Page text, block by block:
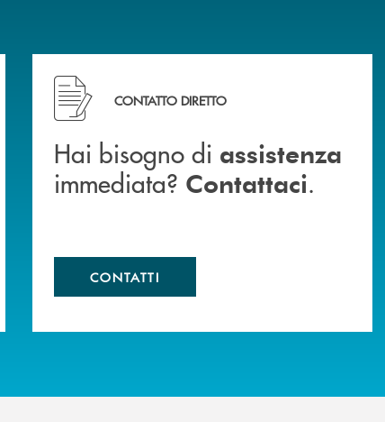
Hai bisogno di assistenza immediata? Contattaci .
CONTATTO DIRETTO
Hai bisogno di assistenza
immediata? Contattaci.
CONTATTI